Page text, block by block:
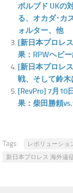
ボルブド UKの
る、オカダ･カ
ォルター、他
[新日本プロレ
果：RPWヘビ
[新日本プロレ
戦、そして鈴木
[RevPro] 7月10
果：柴田勝頼
Tags: レボリューショ
新日本プロレス 海外遠